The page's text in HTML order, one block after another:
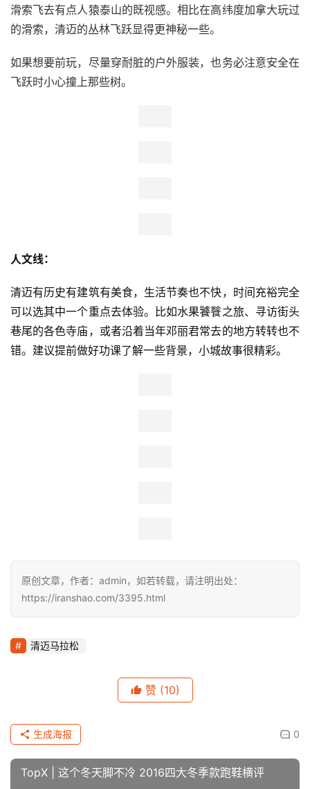
滑索飞去有点人猿泰山的既视感。相比在高纬度加拿大玩过
的滑索，清迈的丛林飞跃显得更神秘一些。
如果想要前玩，尽量穿耐脏的户外服装，也务必注意安全在
飞跃时小心撞上那些树。
人文线：
清迈有历史有建筑有美食，生活节奏也不快，时间充裕完全
可以选其中一个重点去体验。比如水果饕餮之旅、寻访街头
巷尾的各色寺庙，或者沿着当年邓丽君常去的地方转转也不
错。建议提前做好功课了解一些背景，小城故事很精彩。
原创文章，作者：admin，如若转载，请注明出处：
https://iranshao.com/3395.html
清迈马拉松
赞 (10)
0
生成海报
TopX | 这个冬天脚不冷 2016四大冬季款跑鞋横评